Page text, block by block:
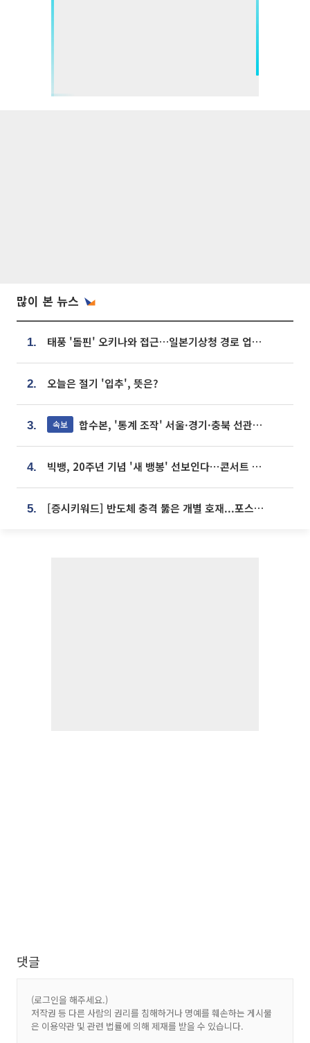
많이 본 뉴스
1. 태풍 '돌핀' 오키나와 접근…일본기상청 경로 업데이트
2. 오늘은 절기 '입추', 뜻은?
3. 속보 합수본, '통계 조작' 서울·경기·충북 선관위 등 추가 압수수색
4. 빅뱅, 20주년 기념 '새 뱅봉' 선보인다⋯콘서트 앞두고 팝업 개최
5. [증시키워드] 반도체 충격 뚫은 개별 호재...포스코퓨처엠·에코프로·한화솔루션 '눈길'
댓글